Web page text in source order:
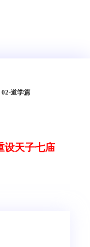
02-道学篇
设天子七庙